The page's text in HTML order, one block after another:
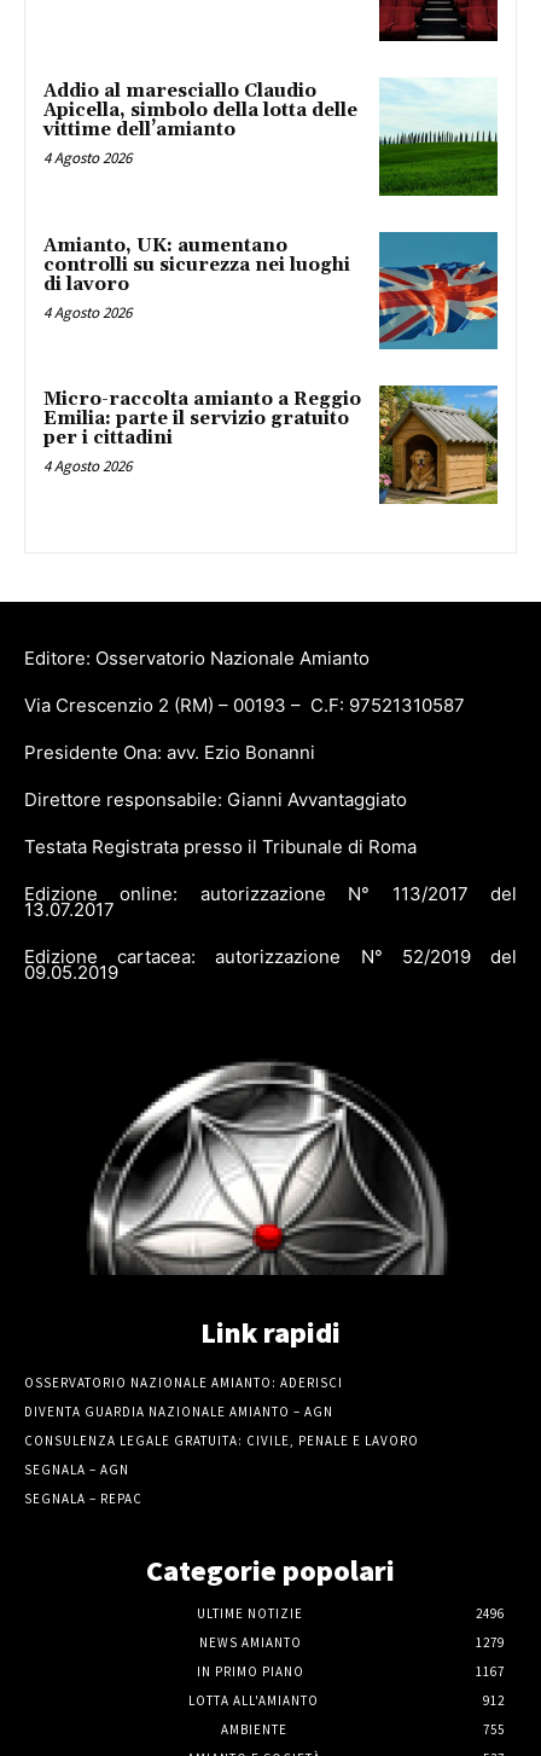
Addio al maresciallo Claudio
Apicella, simbolo della lotta delle
vittime dell’amianto
4 Agosto 2026
Amianto, UK: aumentano
controlli su sicurezza nei luoghi
di lavoro
4 Agosto 2026
Micro-raccolta amianto a Reggio
Emilia: parte il servizio gratuito
per i cittadini
4 Agosto 2026
Editore: Osservatorio Nazionale Amianto
Via Crescenzio 2 (RM) – 00193 – C.F: 97521310587
Presidente Ona: avv. Ezio Bonanni
Direttore responsabile: Gianni Avvantaggiato
Testata Registrata presso il Tribunale di Roma
Edizione online: autorizzazione N° 113/2017 del
13.07.2017
Edizione cartacea: autorizzazione N° 52/2019 del
09.05.2019
Link rapidi
OSSERVATORIO NAZIONALE AMIANTO: ADERISCI
DIVENTA GUARDIA NAZIONALE AMIANTO – AGN
CONSULENZA LEGALE GRATUITA: CIVILE, PENALE E LAVORO
SEGNALA – AGN
SEGNALA – REPAC
Categorie popolari
ULTIME NOTIZIE
2496
NEWS AMIANTO
1279
IN PRIMO PIANO
1167
LOTTA ALL'AMIANTO
912
AMBIENTE
755